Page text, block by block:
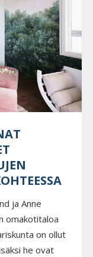
ja Anne
omakotitaloa
on ollut
he ovat